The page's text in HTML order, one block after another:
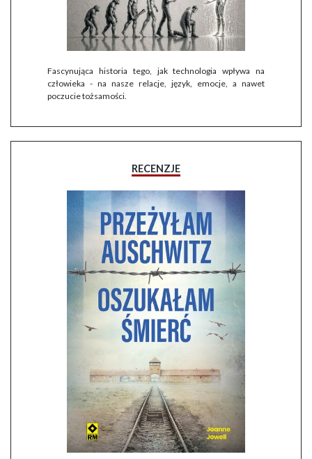
Fascynująca historia tego, jak technologia wpływa na
człowieka - na nasze relacje, język, emocje, a nawet
poczucie tożsamości.
RECENZJE